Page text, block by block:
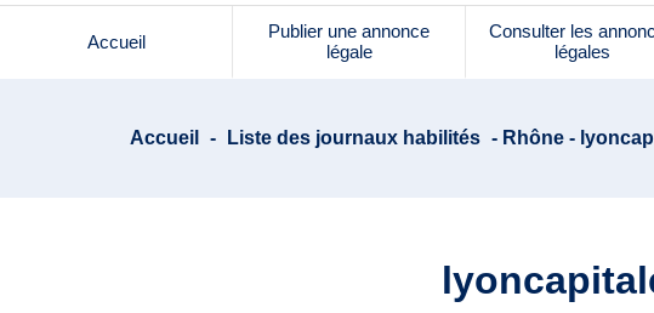
Accueil
Publier une annonce
légale
Consulter les
légales
Accueil - Liste des journaux habilités - Rhône -